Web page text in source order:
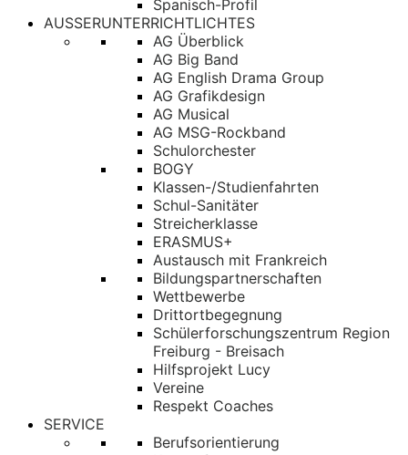
Spanisch-Profil
AUSSERUNTERRICHTLICHTES
AG Überblick
AG Big Band
AG English Drama Group
AG Grafikdesign
AG Musical
AG MSG-Rockband
Schulorchester
BOGY
Klassen-/Studienfahrten
Schul-Sanitäter
Streicherklasse
ERASMUS+
Austausch mit Frankreich
Bildungspartnerschaften
Wettbewerbe
Drittortbegegnung
Schülerforschungszentrum Region
Freiburg - Breisach
Hilfsprojekt Lucy
Vereine
Respekt Coaches
SERVICE
Berufsorientierung